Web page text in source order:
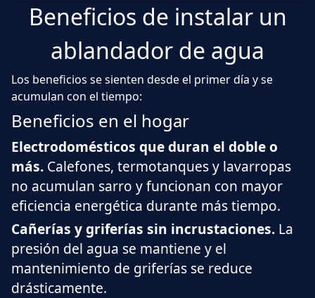
Beneficios de instalar un
ablandador de agua
Los beneficios se sienten desde el primer día y se
acumulan con el tiempo:
Beneficios en el hogar
Electrodomésticos que duran el doble o
más. Calefones, termotanques y lavarropas
no acumulan sarro y funcionan con mayor
eficiencia energética durante más tiempo.
Cañerías y griferías sin incrustaciones. La
presión del agua se mantiene y el
mantenimiento de griferías se reduce
drásticamente.